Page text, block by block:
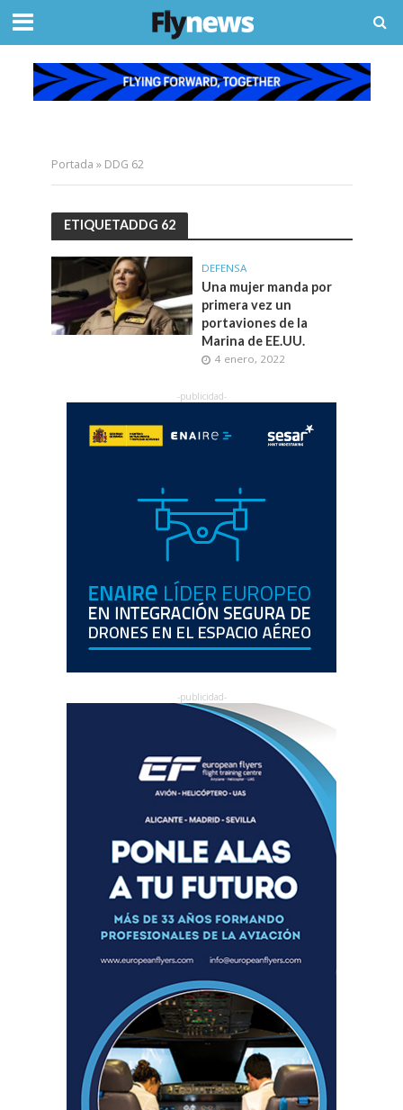
Portada » DDG 62
ETIQUETADDG 62
DEFENSA
Una mujer manda por
primera vez un
portaviones de la
Marina de EE.UU.
4 enero, 2022